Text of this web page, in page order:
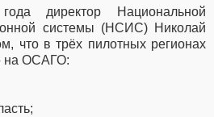
директор Национальной
системы (НСИС) Николай
что в трёх пилотных регионах
на ОСАГО: